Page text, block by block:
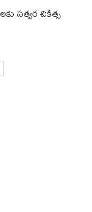
సత్వర చికిత్స